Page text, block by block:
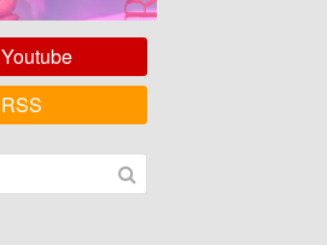
Youtube
RSS